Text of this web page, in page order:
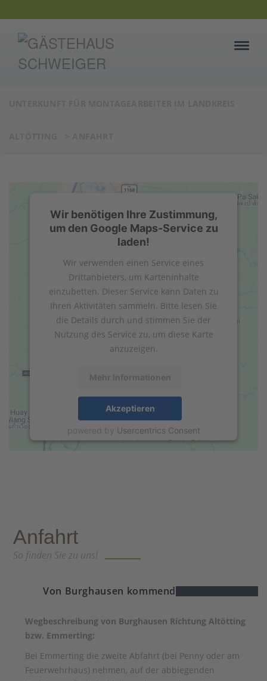
Wir benötigen Ihre Zustimmung,
um den Google Maps-Service zu
laden!
Wir verwenden einen Service eines
Drittanbieters, um Karteninhalte
einzubetten. Dieser Service kann Daten zu
Ihren Aktivitäten sammeln. Bitte lesen Sie
die Details durch und stimmen Sie der
Nutzung des Service zu, um diese Karte
anzuzeigen.
Akzeptieren
powered by Usercentrics Consent
Management Platform&eRecht24
Anfahrt
So finden Sie zu uns!
Von Burghausen kommend
Wegbeschreibung von Burghausen Richtung Altötting
bzw. Emmerting:
Bei Emmerting die zweite Abfahrt (bei Penny oder am
Feuerwehrhaus) nehmen, auf der abbiegenden